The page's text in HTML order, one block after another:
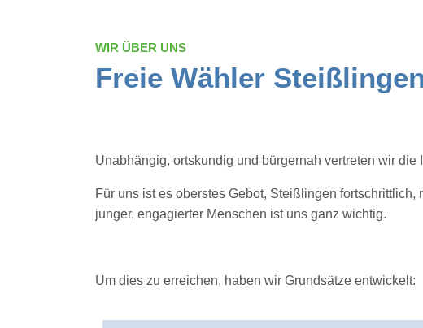
WIR ÜBER UNS
Freie Wähler
Unabhängig, ortskundig und bürgernah vertreten wir
Für uns ist es oberstes Gebot, Steißlingen
junger, engagierter Menschen ist uns ganz wichtig.
Um dies zu erreichen, haben wir Grundsätze entwickelt: